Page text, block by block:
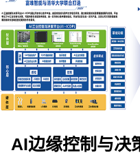
AI边缘控制与决